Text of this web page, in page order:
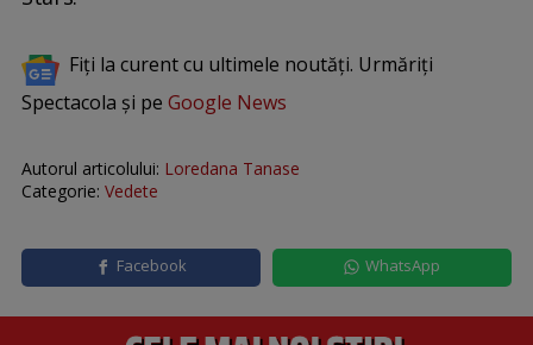
Fiți la curent cu ultimele noutăți. Urmăriți
Spectacola și pe Google News
Autorul articolului: Loredana Tanase
Categorie: Vedete
Facebook WhatsApp